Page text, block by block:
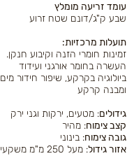
עומד זריעה מומלץ
שבע ק"ג/דונם שטח זרוע
:תועלות מרכזיות
זמינות חומרי הזנה וקיבוע חנקן.
העשרה בחומר אורגני ועידוד
ביולוגיה בקרקע, שיפור חידור מים
ומבנה קרקע
גידולים: מטעים, ירקות וגני ירק
קצב צימוח: מהיר
גובה צימוח: בינוני
אזור גידול: מעל 250 מ"מ משקעים